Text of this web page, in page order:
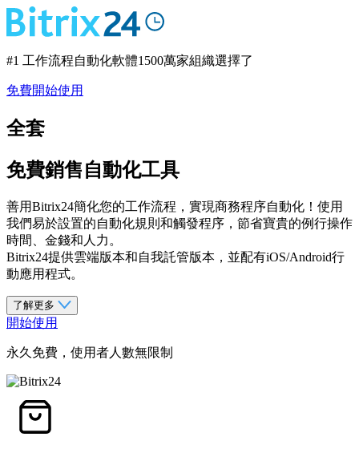
#1 工作流程自動化軟體1500萬家組織選擇了
免費開始使用
全套
免費銷售自動化工具
善用Bitrix24簡化您的工作流程，實現商務程序自動化！使用
我們易於設置的自動化規則和觸發程序，節省寶貴的例行操作
時間、金錢和人力。
Bitrix24提供雲端版本和自我託管版本，並配有iOS/Android行
動應用程式。
了解更多
開始使用
永久免費，使用者人數無限制